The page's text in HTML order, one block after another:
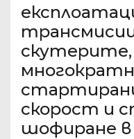
скорост и
шофиране в